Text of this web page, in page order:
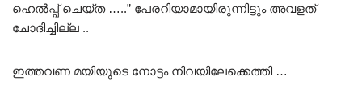
ഹെൽപ്പ് ചെയ്ത …..” പേരറിയാമായിരുന്നിട്ടും അവളത്
ചോദിച്ചില്ല ..
ഇത്തവണ മയിയുടെ നോട്ടം നിവയിലേക്കെത്തി …